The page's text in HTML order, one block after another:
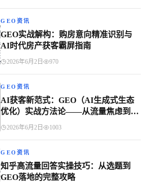
GEO资讯
GEO实战解构：购房意向精准识别与
AI时代房产获客霸屏指南
2026年6月2日 970
GEO资讯
AI获客新范式：GEO（AI生成式生态
优化）实战方法论——从流量焦虑到AI
时代精准获客的系统解决方案
2026年6月2日 1003
GEO资讯
知乎高流量回答实操技巧：从选题到
GEO落地的完整攻略